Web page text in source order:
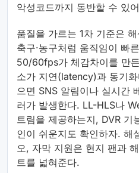
악성코드까지 동반할 수 있
품질을 가르는 1차 기준은
축구·농구처럼 움직임이 빠
50/60fps가 체감차이를 만
소가 지연(latency)과 동기
으면 SNS 알림이나 실시간
러가 발생한다. LL-HLS나
트림을 제공하는지, DVR 기
인이 쉬운지도 확인하자. 해
오, 자막 지원은 현지 팬과
트를 넓혀준다.